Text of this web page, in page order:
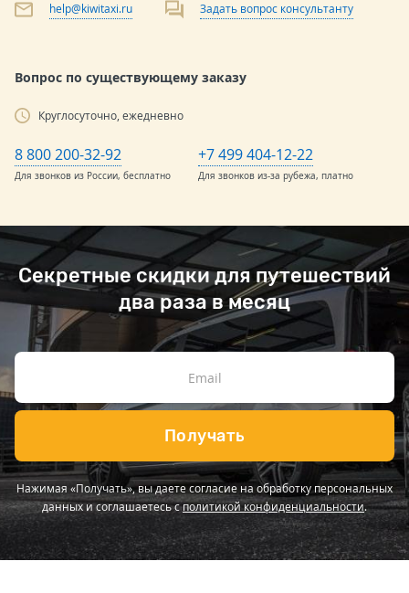
help@kiwitaxi.ru Задать вопрос консультанту
Вопрос по существующему заказу
Круглосуточно, ежедневно
8 800 200-32-92
Для звонков из России, бесплатно
+7 499 404-12-22
Для звонков из-за рубежа, платно
Секретные скидки для путешествий
два раза в месяц
Получать
Нажимая «Получать», вы даете согласие на обработку персональных
данных и соглашаетесь сполитикой конфиденциальности.